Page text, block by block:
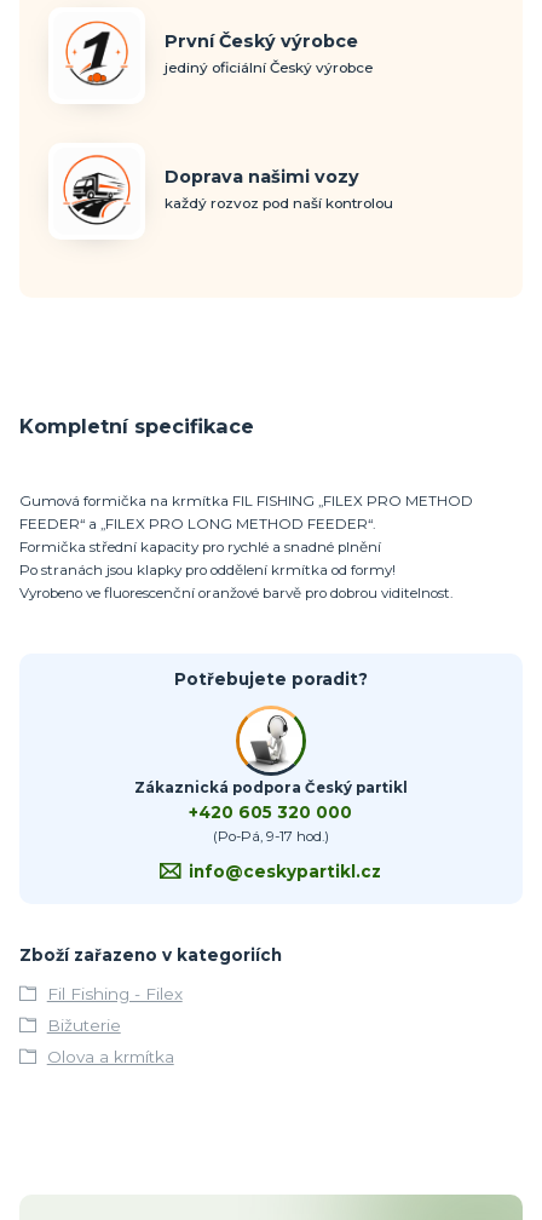
První Český výrobce
jediný oficiální Český výrobce
Doprava našimi vozy
každý rozvoz pod naší kontrolou
Kompletní specifikace
Gumová formička na krmítka FIL FISHING „FILEX PRO METHOD
FEEDER“ a „FILEX PRO LONG METHOD FEEDER“.
Formička střední kapacity pro rychlé a snadné plnění
Po stranách jsou klapky pro oddělení krmítka od formy!
Vyrobeno ve fluorescenční oranžové barvě pro dobrou viditelnost.
Potřebujete poradit?
Zákaznická podpora Český partikl
+420 605 320 000
(Po-Pá, 9-17 hod.)
info@ceskypartikl.cz
Zboží zařazeno v kategoriích
Fil Fishing - Filex
Bižuterie
Olova a krmítka